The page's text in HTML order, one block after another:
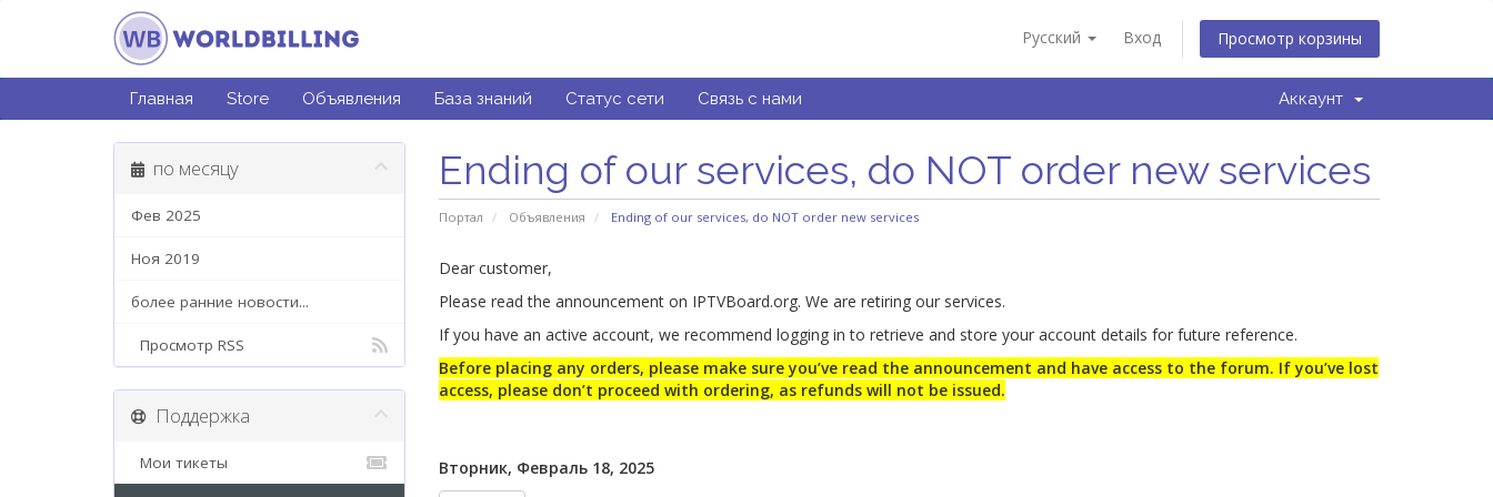
Русский Вход Просмотр корзины
Главная Store Объявления База знаний Статус сети Связь с нами Аккаунт
Ending of our services, do NOT order new services
Портал Объявления Ending of our services, do NOT order new services
по месяцу
Фев 2025
Ноя 2019
более ранние новости...
Просмотр RSS
Dear customer,
Please read the announcement on IPTVBoard.org. We are retiring our services.
If you have an active account, we recommend logging in to retrieve and store your account details for future reference.
Before placing any orders, please make sure you’ve read the announcement and have access to the forum. If you’ve lost
access, please don’t proceed with ordering, as refunds will not be issued.
Вторник, Февраль 18, 2025
Поддержка
Мои тикеты